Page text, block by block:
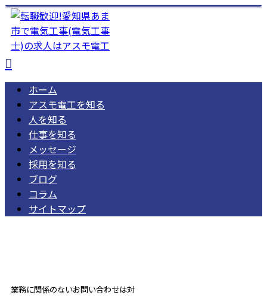
ホーム
アスモ電工を知る
人を知る
仕事を知る
メッセージ
採用を知る
ブログ
コラム
サイトマップ
業務に関係のないお問い合わせは対